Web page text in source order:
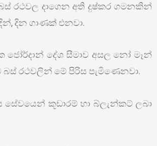
රථවල දාගෙන අති දුෂ්කර ගමනකින්
දින ගාණක් එනවා.
ජෝර්දාන් දේශ සීමාව අසල නෝ මෑන්
බස් රථවලින් මේ පිරිස පැමිණෙනවා.
කූඩාරම් හා බ්ලැන්කට් ලබා